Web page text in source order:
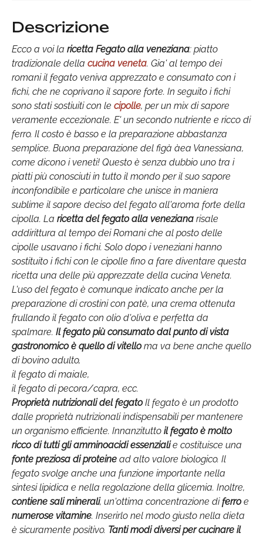
Descrizione
Ecco a voi la ricetta Fegato alla veneziana: piatto
tradizionale della cucina veneta. Gia' al tempo dei
romani il fegato veniva apprezzato e consumato con i
fichi, che ne coprivano il sapore forte. In seguito i fichi
sono stati sostiuiti con le cipolle, per un mix di sapore
veramente eccezionale. E' un secondo nutriente e ricco di
ferro. Il costo è basso e la preparazione abbastanza
semplice. Buona preparazione del figà àea Vanessiana,
come dicono i veneti! Questo è senza dubbio uno tra i
piatti più conosciuti in tutto il mondo per il suo sapore
inconfondibile e particolare che unisce in maniera
sublime il sapore deciso del fegato all'aroma forte della
cipolla. La ricetta del fegato alla veneziana risale
addirittura al tempo dei Romani che al posto delle
cipolle usavano i fichi. Solo dopo i veneziani hanno
sostituito i fichi con le cipolle fino a fare diventare questa
ricetta una delle più apprezzate della cucina Veneta.
L'uso del fegato è comunque indicato anche per la
preparazione di crostini con patè, una crema ottenuta
frullando il fegato con olio d'oliva e perfetta da
spalmare. Il fegato più consumato dal punto di vista
gastronomico è quello di vitelloma va bene anche quello
di bovino adulto,
il fegato di maiale,
il fegato di pecora/capra, ecc.
Proprietà nutrizionali del fegatoIl fegato è un prodotto
dalle proprietà nutrizionali indispensabili per mantenere
un organismo efficiente. Innanzitutto il fegato è molto
ricco di tutti gli amminoacidi essenzialie costituisce una
fonte preziosa di proteine ad alto valore biologico. Il
fegato svolge anche una funzione importante nella
sintesi lipidica e nella regolazione della glicemia. Inoltre,
contiene sali minerali, un'ottima concentrazione diferroe
numerose vitamine. Inserirlo nel modo giusto nella dieta
è sicuramente positivo. Tanti modi diversi per cucinare il